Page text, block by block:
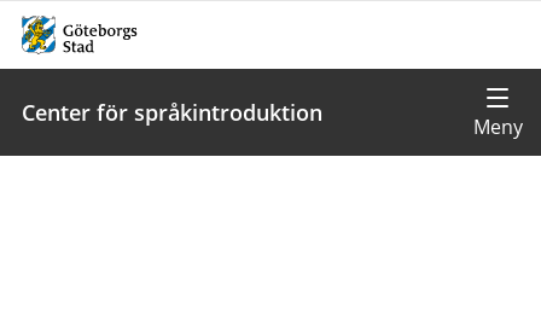
Center för språkintroduktion